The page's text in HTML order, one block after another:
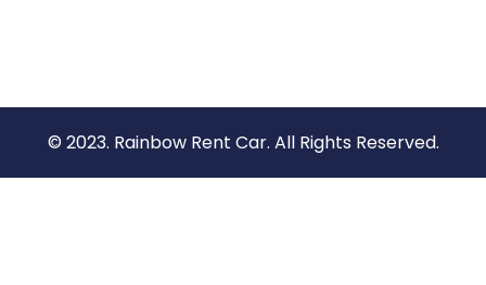
© 2023. Rainbow Rent Car. All Rights Reserved.